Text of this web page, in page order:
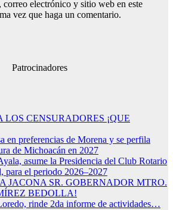
electrónico y sitio web en este
vez que haga un comentario.
Patrocinadores
LOS CENSURADORES ¡QUE
en preferencias de Morena y se perfila
de Michoacán en 2027
asume la Presidencia del Club Rotario
para el periodo 2026–2027
JACONA SR. GOBERNADOR MTRO.
BEDOLLA!
rinde 2da informe de actividades…